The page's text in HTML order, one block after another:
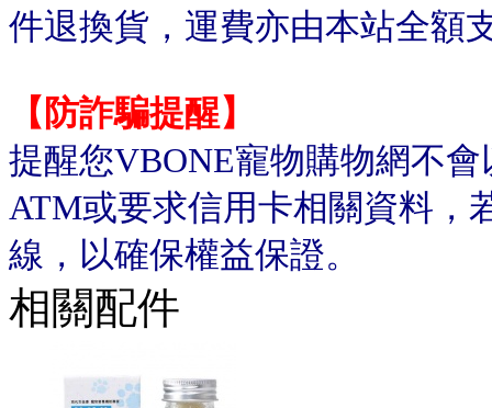
件退換貨，運費亦由本站全額
【防詐騙提醒】
提醒您VBONE寵物購物網不
ATM或要求信用卡相關資料，
線，以確保權益保證。
相關配件